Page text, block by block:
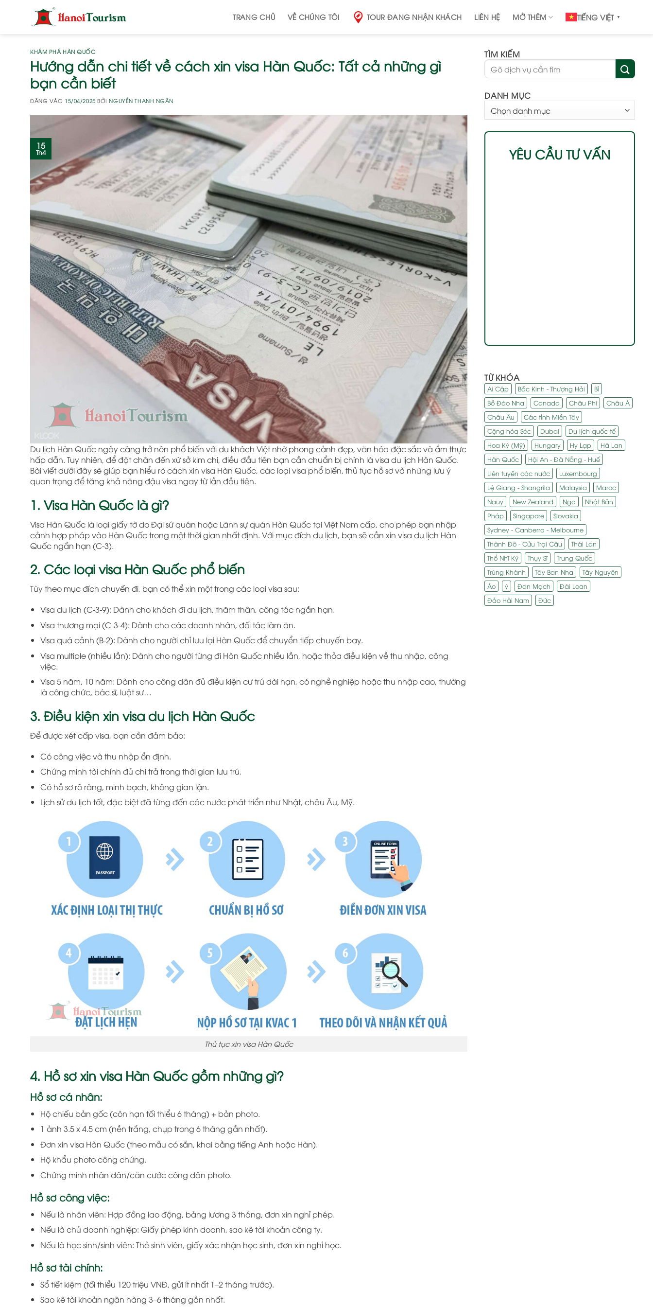
TRANG CHỦ VỀ CHÚNG TÔI TOUR ĐANG NHẬN KHÁCH LIÊN HỆ MỞ THÊM TIẾNG VIỆT ▼
KHÁM PHÁ HÀN QUỐC
Hướng dẫn chi tiết về cách xin visa Hàn Quốc: Tất cả những gì
bạn cần biết
ĐĂNG VÀO 15/04/2025 BỞINGUYỄN THANH NGÂN
15
Th4
Du lịch Hàn Quốc ngày càng trở nên phổ biến với du khách Việt nhờ phong cảnh đẹp, văn hóa đặc sắc và ẩm thực
hấp dẫn. Tuy nhiên, để đặt chân đến xứ sở kim chi, điều đầu tiên bạn cần chuẩn bị chính là visa du lịch Hàn Quốc.
Bài viết dưới đây sẽ giúp bạn hiểu rõ cách xin visa Hàn Quốc, các loại visa phổ biến, thủ tục hồ sơ và những lưu ý
quan trọng để tăng khả năng đậu visa ngay từ lần đầu tiên.
1. Visa Hàn Quốc là gì?
Visa Hàn Quốc là loại giấy tờ do Đại sứ quán hoặc Lãnh sự quán Hàn Quốc tại Việt Nam cấp, cho phép bạn nhập
cảnh hợp pháp vào Hàn Quốc trong một thời gian nhất định. Với mục đích du lịch, bạn sẽ cần xin visa du lịch Hàn
Quốc ngắn hạn (C-3).
2. Các loại visa Hàn Quốc phổ biến
Tùy theo mục đích chuyến đi, bạn có thể xin một trong các loại visa sau:
Visa du lịch (C-3-9): Dành cho khách đi du lịch, thăm thân, công tác ngắn hạn.
Visa thương mại (C-3-4): Dành cho các doanh nhân, đối tác làm ăn.
Visa quá cảnh (B-2): Dành cho người chỉ lưu lại Hàn Quốc để chuyển tiếp chuyến bay.
Visa multiple (nhiều lần): Dành cho người từng đi Hàn Quốc nhiều lần, hoặc thỏa điều kiện về thu nhập, công
việc.
Visa 5 năm, 10 năm: Dành cho công dân đủ điều kiện cư trú dài hạn, có nghề nghiệp hoặc thu nhập cao, thường
là công chức, bác sĩ, luật sư…
3. Điều kiện xin visa du lịch Hàn Quốc
Để được xét cấp visa, bạn cần đảm bảo:
Có công việc và thu nhập ổn định.
Chứng minh tài chính đủ chi trả trong thời gian lưu trú.
Có hồ sơ rõ ràng, minh bạch, không gian lận.
Lịch sử du lịch tốt, đặc biệt đã từng đến các nước phát triển như Nhật, châu Âu, Mỹ.
Thủ tục xin visa Hàn Quốc
4. Hồ sơ xin visa Hàn Quốc gồm những gì?
Hồ sơ cá nhân:
Hộ chiếu bản gốc (còn hạn tối thiểu 6 tháng) + bản photo.
1 ảnh 3.5 x 4.5 cm (nền trắng, chụp trong 6 tháng gần nhất).
Đơn xin visa Hàn Quốc (theo mẫu có sẵn, khai bằng tiếng Anh hoặc Hàn).
Hộ khẩu photo công chứng.
Chứng minh nhân dân/căn cước công dân photo.
Hồ sơ công việc:
Nếu là nhân viên: Hợp đồng lao động, bảng lương 3 tháng, đơn xin nghỉ phép.
Nếu là chủ doanh nghiệp: Giấy phép kinh doanh, sao kê tài khoản công ty.
Nếu là học sinh/sinh viên: Thẻ sinh viên, giấy xác nhận học sinh, đơn xin nghỉ học.
Hồ sơ tài chính:
Sổ tiết kiệm (tối thiểu 120 triệu VNĐ, gửi ít nhất 1–2 tháng trước).
Sao kê tài khoản ngân hàng 3–6 tháng gần nhất.
TÌM KIẾM
DANH MỤC
MỤC
YÊU CẦU TƯ VẤN
TỪ KHÓA
Ai Cập Bắc Kinh - Thượng Hải
Bỉ
Bồ Đào Nha
Canada Châu Phi
Châu Á
Châu Âu
Các tỉnh Miền Tây
Cộng hòa Séc
Dubai
Du lịch quốc tế
Hoa Kỳ (Mỹ)
Hungary Hy Lạp
Hà Lan
Hàn Quốc
Hội An - Đà Nẵng - Huế
Liên tuyến các nước
Luxembourg
Lệ Giang - Shangrila
Malaysia
Maroc
Nauy
New Zealand Nga
Nhật Bản
Pháp
Singapore
Slovakia
Sydney - Canberra - Melbourne
Thành Đô - Cửu Trại Câu
Thái Lan
Thổ Nhĩ Kỳ
Thụy Sĩ
Trung Quốc
Trùng Khánh
Tây Ban Nha
Tây Nguyên
Áo
ý Đan Mạch
Đài Loan
Đảo Hải Nam
Đức